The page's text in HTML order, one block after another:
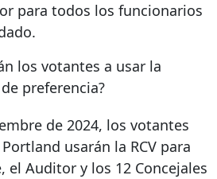
para todos los funcionarios
los votantes a usar la
preferencia?
de 2024, los votantes
usarán la RCV para
el Auditor y los 12 Concejales